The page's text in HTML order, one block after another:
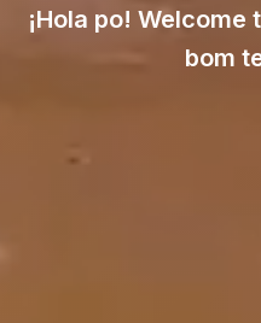
¡Hola po! Welcome
bom